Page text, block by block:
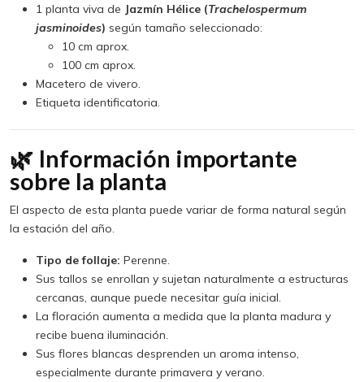
1 planta viva de Jazmín Hélice (Trachelospermum
jasminoides) según tamaño seleccionado:
10 cm aprox.
100 cm aprox.
Macetero de vivero.
Etiqueta identificatoria.
🌿 Información importante
sobre la planta
El aspecto de esta planta puede variar de forma natural según
la estación del año.
Tipo de follaje: Perenne.
Sus tallos se enrollan y sujetan naturalmente a estructuras
cercanas, aunque puede necesitar guía inicial.
La floración aumenta a medida que la planta madura y
recibe buena iluminación.
Sus flores blancas desprenden un aroma intenso,
especialmente durante primavera y verano.